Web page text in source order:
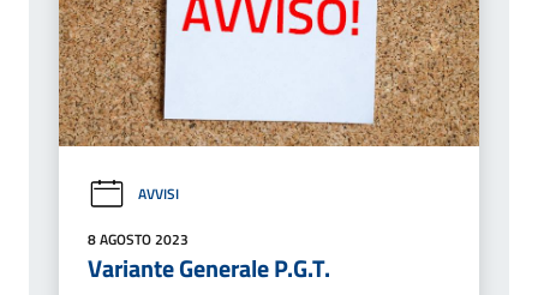
AVVISI
8 AGOSTO 2023
Variante Generale P.G.T.